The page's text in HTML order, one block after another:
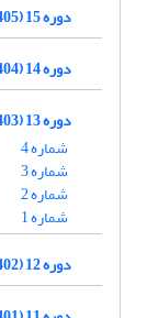
دوره 15 (1405)
دوره 14 (1404)
دوره 13 (1403)
شماره 4
شماره 3
شماره 2
شماره 1
دوره 12 (1402)